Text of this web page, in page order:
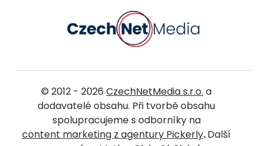
© 2012 - 2026 CzechNetMedia s.r.o. a
dodavatelé obsahu. Při tvorbě obsahu
spolupracujeme s odborníky na
content marketing z agentury Pickerly.Další